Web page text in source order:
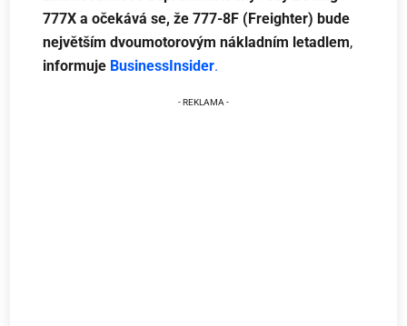
777X a očekává se, že 777-8F (Freighter) bude
největším dvoumotorovým nákladním letadlem,
informuje BusinessInsider.